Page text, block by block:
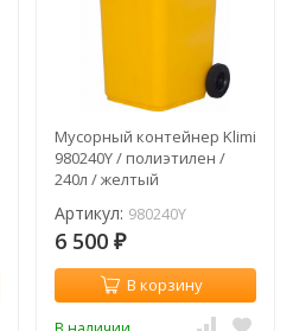
Мусорный контейнер Klimi
980240Y / полиэтилен /
240л / желтый
Артикул: 980240Y
6 500 ₽
В корзину